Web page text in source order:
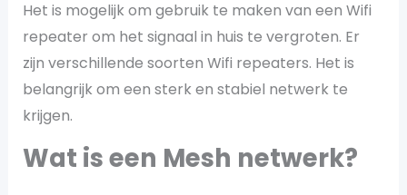
Het is mogelijk om gebruik te maken van een Wifi
repeater om het signaal in huis te vergroten. Er
zijn verschillende soorten Wifi repeaters. Het is
belangrijk om een sterk en stabiel netwerk te
krijgen.
Wat is een Mesh netwerk?